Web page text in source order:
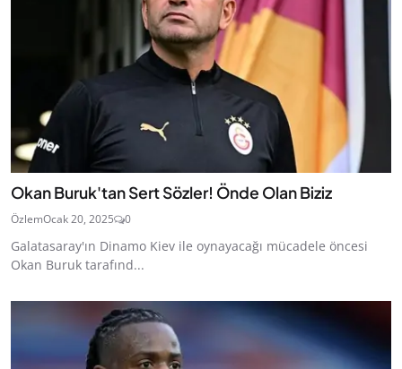
Okan Buruk'tan Sert Sözler! Önde Olan Biziz
ÖzlemOcak 20, 2025 0
Galatasaray'ın Dinamo Kiev ile oynayacağı mücadele öncesi
Okan Buruk tarafınd...